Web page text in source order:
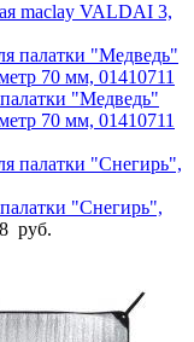
maclay VALDAI 3,
"Медведь"
70 мм, 01410711
"Снегирь",
руб.